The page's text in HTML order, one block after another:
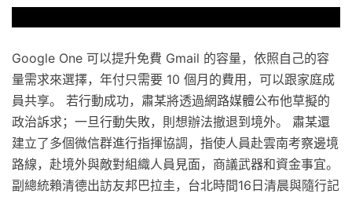
Google One 可以提升免費 Gmail 的容量，依照自己的容
量需求來選擇，年付只需要 10 個月的費用，可以跟家庭成
員共享。 若行動成功，肅某將透過網路媒體公布他草擬的
政治訴求；一旦行動失敗，則想辦法撤退到境外。 肅某還
建立了多個微信群進行指揮協調，指使人員赴雲南考察邊境
路線，赴境外與敵對組織人員見面，商議武器和資金事宜。
副總統賴清德出訪友邦巴拉圭，台北時間16日清晨與隨行記